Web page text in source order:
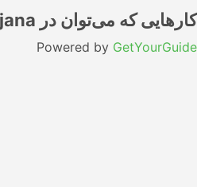
کارهایی که می‌توان در Ljubljana انجام داد
Powered by GetYourGuide